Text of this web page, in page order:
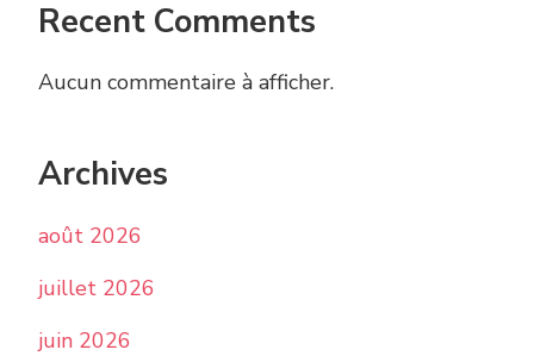
Recent Comments
Aucun commentaire à afficher.
Archives
août 2026
juillet 2026
juin 2026